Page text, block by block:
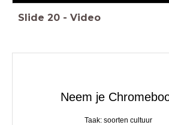
Slide 20 - Video
Neem je
Taak: soorten cultuur